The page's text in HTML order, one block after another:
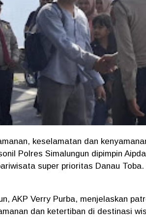
keselamatan dan
Polres Simalungun dipimpin
super prioritas Danau Toba.
AKP Verry Purba, menjelaskan
dan ketertiban di destinasi